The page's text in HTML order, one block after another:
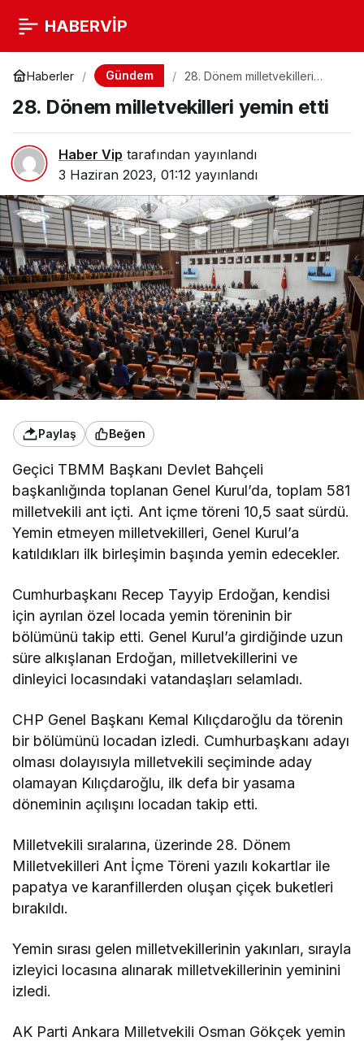
HABERVİP
Haberler Gündem
28. Dönem milletvekilleri
28. Dönem milletvekilleri yemin etti
Haber Vip tarafından yayınlandı
3 Haziran 2023, 01:12 yayınlandı
Paylaş Beğen
Geçici TBMM Başkanı Devlet Bahçeli
başkanlığında toplanan Genel Kurul’da, toplam 581
milletvekili ant içti. Ant içme töreni 10,5 saat sürdü.
Yemin etmeyen milletvekilleri, Genel Kurul’a
katıldıkları ilk birleşimin başında yemin edecekler.
Cumhurbaşkanı Recep Tayyip Erdoğan, kendisi
için ayrılan özel locada yemin töreninin bir
bölümünü takip etti. Genel Kurul’a girdiğinde uzun
süre alkışlanan Erdoğan, milletvekillerini ve
dinleyici locasındaki vatandaşları selamladı.
CHP Genel Başkanı Kemal Kılıçdaroğlu da törenin
bir bölümünü locadan izledi. Cumhurbaşkanı adayı
olması dolayısıyla milletvekili seçiminde aday
olamayan Kılıçdaroğlu, ilk defa bir yasama
döneminin açılışını locadan takip etti.
Milletvekili sıralarına, üzerinde 28. Dönem
Milletvekilleri Ant İçme Töreni yazılı kokartlar ile
papatya ve karanfillerden oluşan çiçek buketleri
bırakıldı.
Yemin sırası gelen milletvekillerinin yakınları, sırayla
izleyici locasına alınarak milletvekillerinin yeminini
izledi.
AK Parti Ankara Milletvekili Osman Gökçek yemin